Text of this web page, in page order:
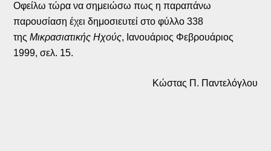
Οφείλω τώρα να σημειώσω πως η παραπάνω
παρουσίαση έχει δημοσιευτεί στο φύλλο 338
τηςΜικρασιατικής Ηχούς, Ιανουάριος Φεβρουάριος
1999, σελ. 15.
Κώστας Π. Παντελόγλου